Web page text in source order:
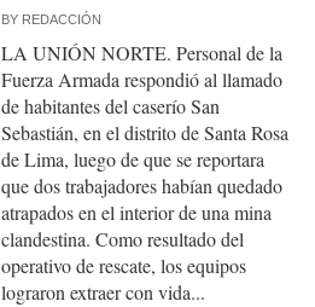
BY REDACCIÓN
LA UNIÓN NORTE. Personal de la
Fuerza Armada respondió al llamado
de habitantes del caserío San
Sebastián, en el distrito de Santa Rosa
de Lima, luego de que se reportara
que dos trabajadores habían quedado
atrapados en el interior de una mina
clandestina. Como resultado del
operativo de rescate, los equipos
lograron extraer con vida...